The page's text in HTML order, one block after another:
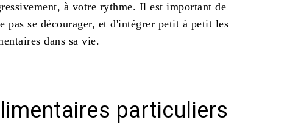
à votre rythme. Il est important de
pas se décourager, et d'intégrer petit à petit les
dans sa vie.
particuliers